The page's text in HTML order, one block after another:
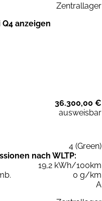
Zentrallager
anzeigen
36.300,00 €
ausweisbar
4 (Green)
nach WLTP:
19,2 kWh/100km
0 g/km
A